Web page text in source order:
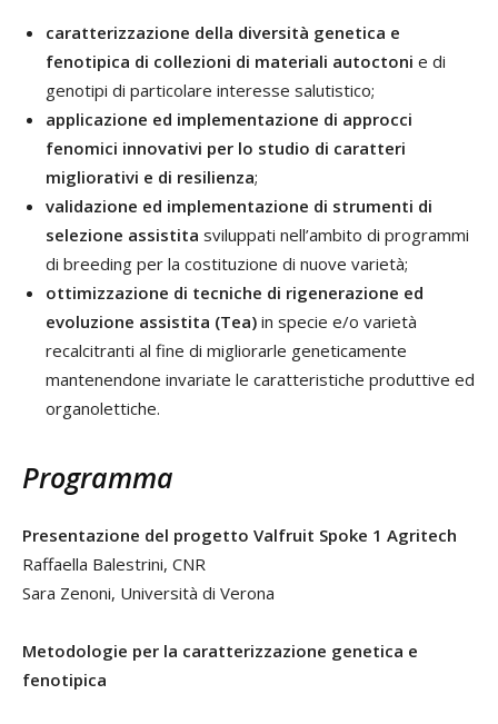
caratterizzazione della diversità genetica e
fenotipica di collezioni di materiali autoctoni e di
genotipi di particolare interesse salutistico;
applicazione ed implementazione di approcci
fenomici innovativi per lo studio di caratteri
migliorativi e di resilienza;
validazione ed implementazione di strumenti di
selezione assistita sviluppati nell’ambito di programmi
di breeding per la costituzione di nuove varietà;
ottimizzazione di tecniche di rigenerazione ed
evoluzione assistita (Tea) in specie e/o varietà
recalcitranti al fine di migliorarle geneticamente
mantenendone invariate le caratteristiche produttive ed
organolettiche.
Programma
Presentazione del progetto Valfruit Spoke 1 Agritech
Raffaella Balestrini, CNR
Sara Zenoni, Università di Verona
Metodologie per la caratterizzazione genetica e
fenotipica